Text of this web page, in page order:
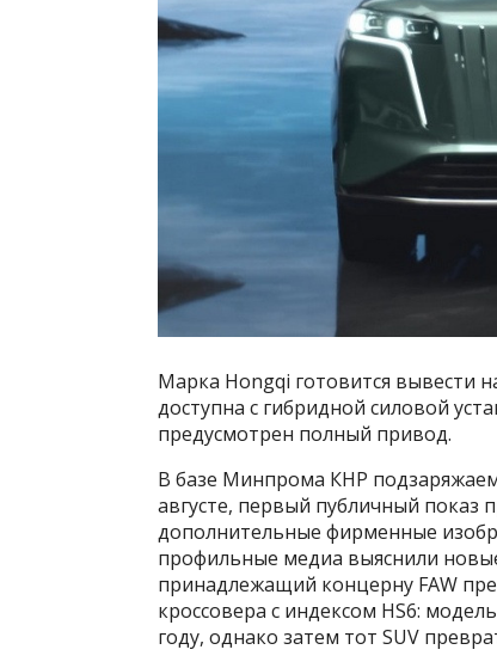
Марка Hongqi готовится вывести
доступна с гибридной силовой
предусмотрен полный привод.
В базе Минпрома КНР
августе, первый публичный показ
дополнительные фирменные
профильные медиа выяснили
принадлежащий концерну FAW
кроссовера с индексом HS6:
году, однако затем тот SUV